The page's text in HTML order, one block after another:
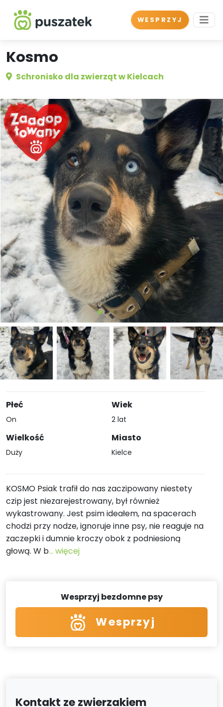
WESPRZYJ
Kosmo
Schronisko dla zwierząt w Kielcach
Płeć
On
Wielkość
Duży
Wiek
2 lat
Miasto
Kielce
KOSMO Psiak trafił do nas zaczipowany niestety
czip jest niezarejestrowany, był również
wykastrowany. Jest psim ideałem, na spacerach
chodzi przy nodze, ignoruje inne psy, nie reaguje na
zaczepki i dumnie kroczy obok z podniesioną
głową. W b... więcej
Wesprzyj bezdomne psy
Wesprzyj
Kontakt ze zwierzakiem